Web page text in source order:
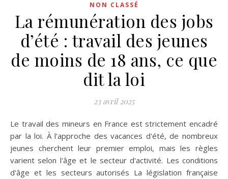
NON CLASSÉ
La rémunération des jobs
d’été : travail des jeunes
de moins de 18 ans, ce que
dit la loi
23 avril 2025
Le travail des mineurs en France est strictement encadré
par la loi. À l'approche des vacances d'été, de nombreux
jeunes cherchent leur premier emploi, mais les règles
varient selon l'âge et le secteur d'activité. Les conditions
d'âge et les secteurs autorisés La législation française